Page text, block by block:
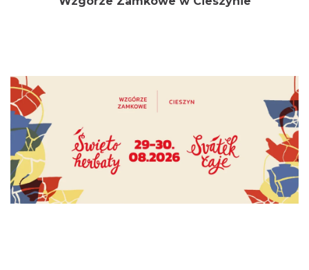
2026-08-16
0.00 km
Cieszyn
2026-08-23
0.00 km